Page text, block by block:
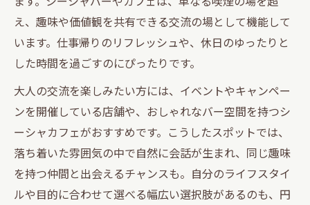
え、趣味や価値観を共有できる交流の場として機能して
います。仕事帰りのリフレッシュや、休日のゆったりと
した時間を過ごすのにぴったりです。
大人の交流を楽しみたい方には、イベントやキャンペー
ンを開催している店舗や、おしゃれなバー空間を持つシ
ーシャカフェがおすすめです。こうしたスポットでは、
落ち着いた雰囲気の中で自然に会話が生まれ、同じ趣味
を持つ仲間と出会えるチャンスも。自分のライフスタイ
ルや目的に合わせて選べる幅広い選択肢があるのも、円